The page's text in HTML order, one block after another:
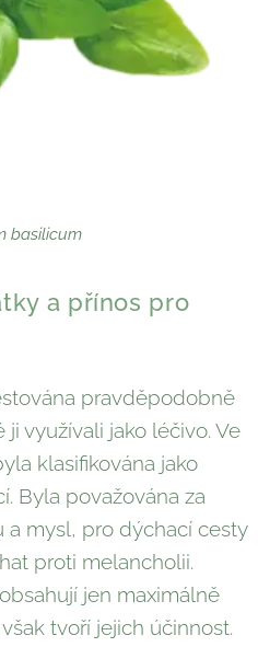
basilicum
a přínos pro
pravděpodobně
ji využívali jako léčivo. Ve
klasifikována jako
Byla považována za
mysl, pro dýchací cesty
proti melancholii.
jen maximálně
tvoří jejich účinnost.